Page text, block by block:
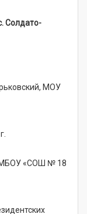
Солдато-
СОШ № 8
МОУ
МБОУ «СОШ № 18